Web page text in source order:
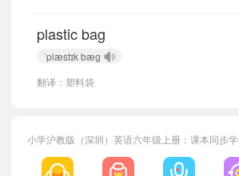
plastic bag
ˈplæstɪk bæɡ
翻译：塑料袋
小学沪教版（深圳）英语六年级上册：课本同步学
小宝654120 正在学习
小宝583540
正在学习